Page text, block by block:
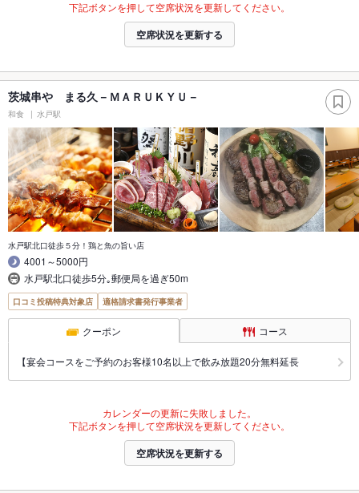
下記ボタンを押して空席状況を更新してください。
空席状況を更新する
茨城串や まる久－ＭＡＲＵＫＹＵ－
和食 水戸駅
水戸駅北口徒歩５分！鶏と魚の旨い店
4001～5000円
水戸駅北口徒歩5分｡郵便局を過ぎ50m
口コミ投稿特典対象店 適格請求書発行事業者
クーポン コース
【宴会コースをご予約のお客様10名以上で飲み放題20分無料延長
カレンダーの更新に失敗しました。
下記ボタンを押して空席状況を更新してください。
空席状況を更新する